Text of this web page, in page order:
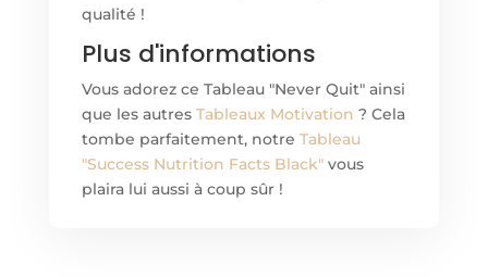
qualité !
Plus d'informations
Vous adorez ce Tableau "Never Quit" ainsi
que les autres Tableaux Motivation ? Cela
tombe parfaitement, notre Tableau
"Success Nutrition Facts Black"vous
plaira lui aussi à coup sûr !